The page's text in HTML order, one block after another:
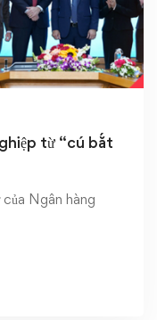
từ “cú bắt
Ngân hàng